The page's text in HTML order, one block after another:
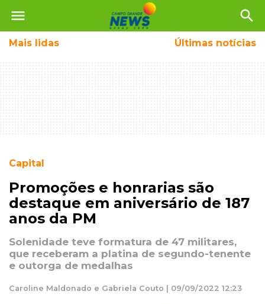
menu search
Mais lidas Últimas notícias
Capital
Promoções e honrarias são
destaque em aniversário de 187
anos da PM
Solenidade teve formatura de 47 militares,
que receberam a platina de segundo-tenente
e outorga de medalhas
Caroline Maldonado e Gabriela Couto | 09/09/2022 12:23